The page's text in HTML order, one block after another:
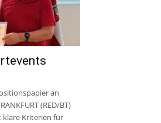
an
(RED/BT)
Kriterien für